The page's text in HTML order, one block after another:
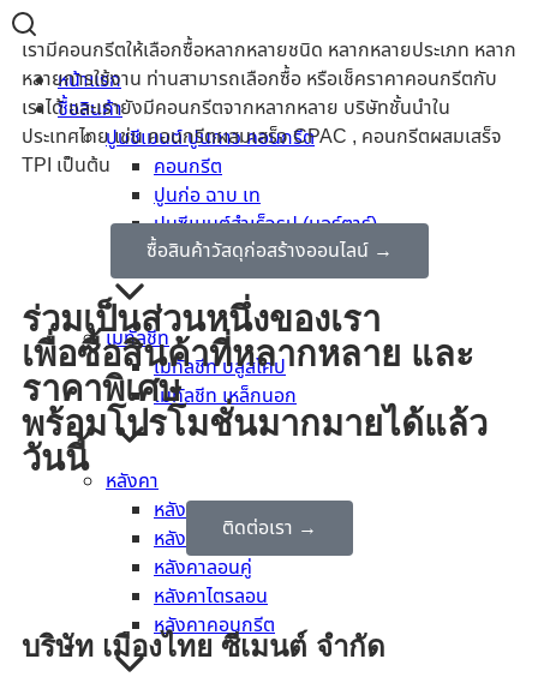
หน้าแรก
ซื้อสินค้า
ปูนซีเมนต์ ปูนกาว คอนกรีต
คอนกรีต
ปูนก่อ ฉาบ เท
ปูนซีเมนต์สำเร็จรูป (มอร์ตาร์)
ปูนกาวซีเมนต์
เมทัลชีท
เมทัลชีท บลูสโคป
เมทัลชีท เหล็กนอก
หลังคา
หลังคาจตุลอน
หลังคาลอนเล็ก
หลังคาลอนคู่
หลังคาไตรลอน
หลังคาคอนกรีต
เรามีคอนกรีตให้เลือกซื้อหลากหลายชนิด หลากหลายประเภท หลาก
หลายการใช้งาน ท่านสามารถเลือกซื้อ หรือเช็คราคาคอนกรีตกับ
เราได้ และเรายังมีคอนกรีตจากหลากหลาย บริษัทชั้นนำใน
ประเทศไทย เช่น คอนกรีตผสมเสร็จ CPAC , คอนกรีตผสมเสร็จ
TPI เป็นต้น
ซื้อสินค้าวัสดุก่อสร้างออนไลน์ →
ร่วมเป็นส่วนหนึ่งของเรา
เพื่อซื้อสินค้าที่หลากหลาย และ
ราคาพิเศษ
พร้อมโปรโมชั่นมากมายได้แล้ว
วันนี้
ติดต่อเรา →
บริษัท เมืองไทย ซีเมนต์ จำกัด